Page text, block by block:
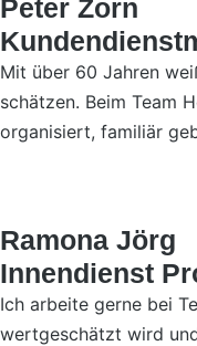
Peter Zorn
Mit über 60 Jahren
schätzen. Beim Team
organisiert, familiär
Ramona Jörg
Innendienst
Ich arbeite gerne bei
wertgeschätzt wird